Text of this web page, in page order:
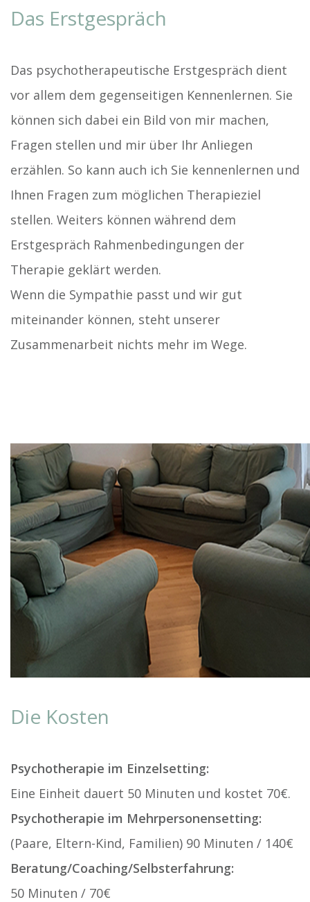
Das Erstgespräch
Das psychotherapeutische Erstgespräch dient
vor allem dem gegenseitigen Kennenlernen. Sie
können sich dabei ein Bild von mir machen,
Fragen stellen und mir über Ihr Anliegen
erzählen. So kann auch ich Sie kennenlernen und
Ihnen Fragen zum möglichen Therapieziel
stellen. Weiters können während dem
Erstgespräch Rahmenbedingungen der
Therapie geklärt werden.
Wenn die Sympathie passt und wir gut
miteinander können, steht unserer
Zusammenarbeit nichts mehr im Wege.
Die Kosten
Psychotherapie im Einzelsetting:
Eine Einheit dauert 50 Minuten und kostet 70€.
Psychotherapie im Mehrpersonensetting:
(Paare, Eltern-Kind, Familien) 90 Minuten / 140€
Beratung/Coaching/Selbsterfahrung:
50 Minuten / 70€